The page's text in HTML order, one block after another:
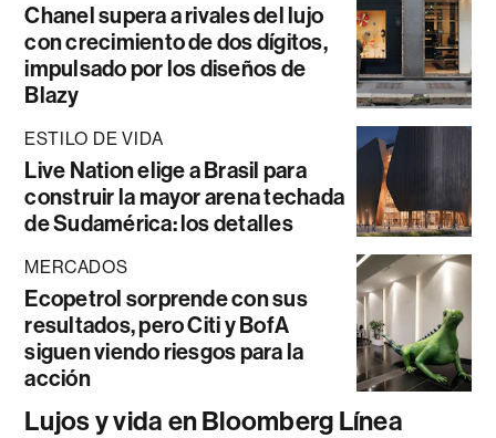
Chanel supera a rivales del lujo
con crecimiento de dos dígitos,
impulsado por los diseños de
Blazy
ESTILO DE VIDA
Live Nation elige a Brasil para
construir la mayor arena techada
de Sudamérica: los detalles
MERCADOS
Ecopetrol sorprende con sus
resultados, pero Citi y BofA
siguen viendo riesgos para la
acción
Lujos y vida en Bloomberg Línea